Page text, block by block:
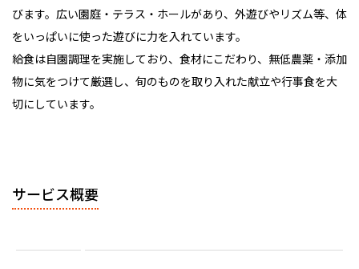
びます。広い園庭・テラス・ホールがあり、外遊びやリズム等、体
をいっぱいに使った遊びに力を入れています。
給食は自園調理を実施しており、食材にこだわり、無低農薬・添加
物に気をつけて厳選し、旬のものを取り入れた献立や行事食を大
切にしています。
サービス概要